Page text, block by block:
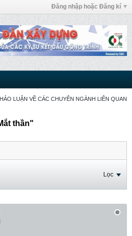
Đăng nhập hoặc Đăng kí
LUẬN VỀ CÁC CHUYÊN NGÀNH LIÊN QUAN
thần"
Lọc